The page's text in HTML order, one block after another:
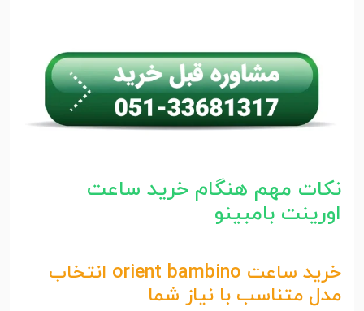
نکات مهم هنگام خرید ساعت
اورینت بامبینو
خرید ساعت orient bambino انتخاب
مدل متناسب با نیاز شما